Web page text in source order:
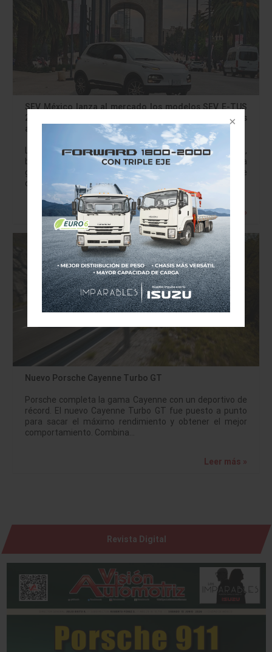
SEV México lanza al mercado los modelos SEV E-TUS
2024 y SEV E-WAN Cross 2023, los eléctricos más
accesibles del mercado
La compañía mexicana Solarever Electric Vehicles (SEV),
busca convertirse en la marca automotriz que ofrezca la
gama de vehículos eléctricos mas completa y accesible
del mercado, y para ello lanza…
Leer más »
Nuevo Porsche Cayenne Turbo GT
Porsche completa la gama Cayenne con un deportivo de
récord. El nuevo Cayenne Turbo GT fue puesto a punto
para sacar el máximo rendimiento y obtener el mejor
comportamiento. Combina…
Leer más »
Revista Digital